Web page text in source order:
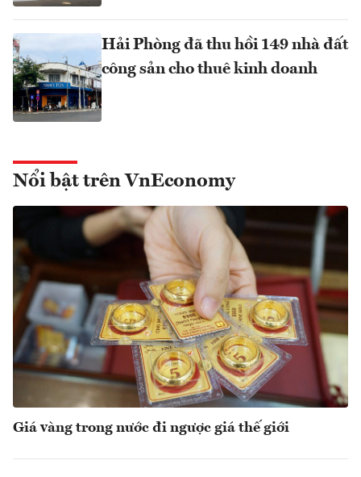
Hải Phòng đã thu hồi 149 nhà đất
công sản cho thuê kinh doanh
Nổi bật trên VnEconomy
Giá vàng trong nước đi ngược giá thế giới